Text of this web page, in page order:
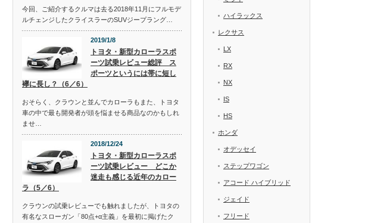
今回、ご紹介するクルマは去る2018年11月にフルモデ
ルチェンジしたクライスラーのSUVジープラング…
2019/1/8
トヨタ・新型カローラスポ
ーツ試乗レビュー総評 ス
ポーツというには帯に短し
襷に長し？（6／6）
おそらく、クラウンと並んでカローラもまた、トヨタ
車の中で最も開発者が頭を悩ませる商品なのかもしれ
ませ…
2018/12/24
トヨタ・新型カローラスポ
ーツ試乗レビュー どこか
迷走も感じる近年のカロー
ラ（5／6）
クラウンの試乗レビューでも触れましたが、トヨタの
有名なスローガン「80点+α主義」を最初に掲げたク
ハイラックス
レクサス
LX
RX
NX
IS
HS
ホンダ
オデッセイ
ステップワゴン
アコード ハイブリッド
ジェイド
フリード